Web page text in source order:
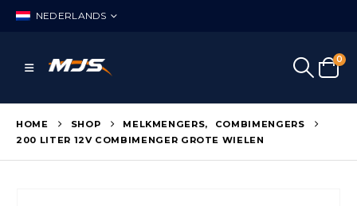
NEDERLANDS
0
HOME SHOP MELKMENGERS,
COMBIMENGERS
200 LITER 12V COMBIMENGER GROTE WIELEN